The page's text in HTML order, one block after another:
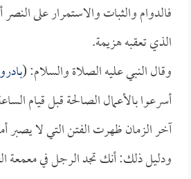
فالدوام والثبات والاستمرار على
الذي تعقبه هزيمة.
وقال النبي عليه الصلاة والسلام: (
أسرعوا بالأعمال الصالحة قبل قيام
آخر الزمان ظهرت الفتن التي لا يصبر
ودليل ذلك: أنك تجد الرجل في معمعة